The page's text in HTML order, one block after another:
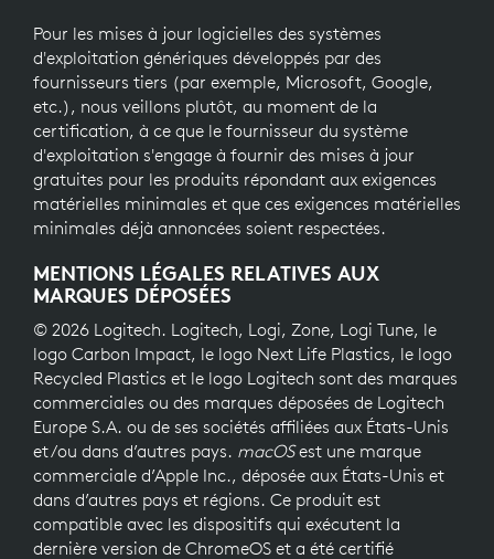
Pour les mises à jour logicielles des systèmes
d'exploitation génériques développés par des
fournisseurs tiers (par exemple, Microsoft, Google,
etc.), nous veillons plutôt, au moment de la
certification, à ce que le fournisseur du système
d'exploitation s'engage à fournir des mises à jour
gratuites pour les produits répondant aux exigences
matérielles minimales et que ces exigences matérielles
minimales déjà annoncées soient respectées.
MENTIONS LÉGALES RELATIVES AUX
MARQUES DÉPOSÉES
© 2026 Logitech. Logitech, Logi, Zone, Logi Tune, le
logo Carbon Impact, le logo Next Life Plastics, le logo
Recycled Plastics et le logo Logitech sont des marques
commerciales ou des marques déposées de Logitech
Europe S.A. ou de ses sociétés affiliées aux États-Unis
et/ou dans d’autres pays. macOSest une marque
commerciale d’Apple Inc., déposée aux États-Unis et
dans d’autres pays et régions. Ce produit est
compatible avec les dispositifs qui exécutent la
dernière version de ChromeOS et a été certifié